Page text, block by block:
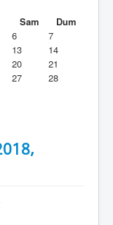
Sam
Dum
6
7
13
14
20
21
27
28